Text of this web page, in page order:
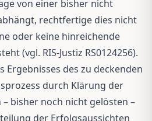
von einer bisher nicht
rechtfertige dies nicht
oder keine hinreichende
(vgl. RIS-Justiz RS0124256).
Ergebnisses des zu deckenden
durch Klärung der
bisher noch nicht gelösten –
der Erfolgsaussichten